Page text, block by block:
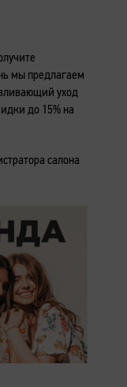
мы предлагаем
уход
до 15% на
салона